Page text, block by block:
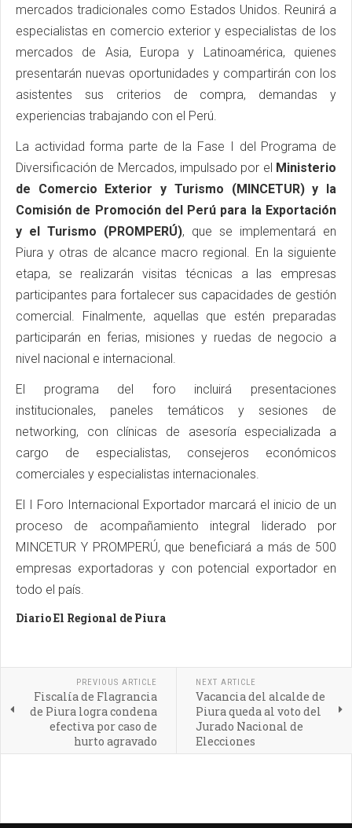
mercados tradicionales como Estados Unidos. Reunirá a
especialistas en comercio exterior y especialistas de los
mercados de Asia, Europa y Latinoamérica, quienes
presentarán nuevas oportunidades y compartirán con los
asistentes sus criterios de compra, demandas y
experiencias trabajando con el Perú.
La actividad forma parte de la Fase I del Programa de
Diversificación de Mercados, impulsado por el Ministerio
de Comercio Exterior y Turismo (MINCETUR) y la
Comisión de Promoción del Perú para la Exportación
y el Turismo (PROMPERÚ), que se implementará en
Piura y otras de alcance macro regional. En la siguiente
etapa, se realizarán visitas técnicas a las empresas
participantes para fortalecer sus capacidades de gestión
comercial. Finalmente, aquellas que estén preparadas
participarán en ferias, misiones y ruedas de negocio a
nivel nacional e internacional.
El programa del foro incluirá presentaciones
institucionales, paneles temáticos y sesiones de
networking, con clínicas de asesoría especializada a
cargo de especialistas, consejeros económicos
comerciales y especialistas internacionales.
El I Foro Internacional Exportador marcará el inicio de un
proceso de acompañamiento integral liderado por
MINCETUR Y PROMPERÚ, que beneficiará a más de 500
empresas exportadoras y con potencial exportador en
todo el país.
Diario El Regional de Piura
PREVIOUS ARTICLE
Fiscalía de Flagrancia
de Piura logra condena
efectiva por caso de
hurto agravado
NEXT ARTICLE
Vacancia del alcalde de
Piura queda al voto del
Jurado Nacional de
Elecciones